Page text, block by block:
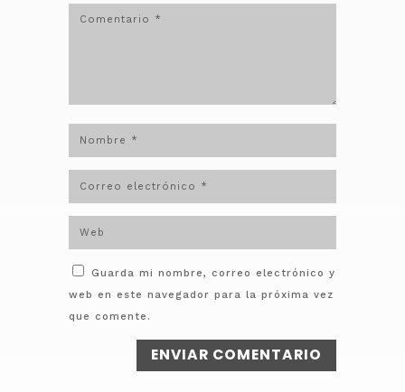
Guarda mi nombre, correo electrónico y
web en este navegador para la próxima vez
que comente.
ENVIAR COMENTARIO